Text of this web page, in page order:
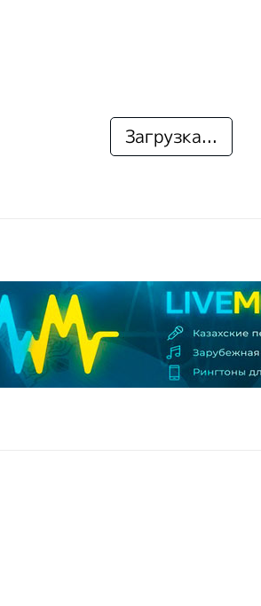
Загрузка...